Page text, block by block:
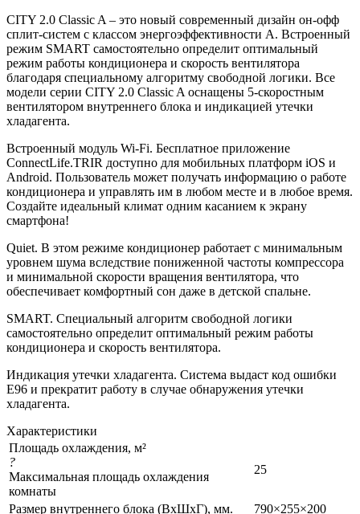
CITY 2.0 Classic A – это новый современный дизайн он-офф
сплит-систем с классом энергоэффективности А. Встроенный
режим SMART самостоятельно определит оптимальный
режим работы кондиционера и скорость вентилятора
благодаря специальному алгоритму свободной логики. Все
модели серии CITY 2.0 Classic A оснащены 5-скоростным
вентилятором внутреннего блока и индикацией утечки
хладагента.
Встроенный модуль Wi-Fi. Бесплатное приложение
ConnectLife.TRIR доступно для мобильных платформ iOS и
Android. Пользователь может получать информацию о работе
кондиционера и управлять им в любом месте и в любое время.
Создайте идеальный климат одним касанием к экрану
смартфона!
Quiet. В этом режиме кондиционер работает с минимальным
уровнем шума вследствие пониженной частоты компрессора
и минимальной скорости вращения вентилятора, что
обеспечивает комфортный сон даже в детской спальне.
SMART. Специальный алгоритм свободной логики
самостоятельно определит оптимальный режим работы
кондиционера и скорость вентилятора.
Индикация утечки хладагента. Система выдаст код ошибки
E96 и прекратит работу в случае обнаружения утечки
хладагента.
Характеристики
Площадь охлаждения, м²
?
Максимальная площадь охлаждения
комнаты
25
Размер внутреннего блока (ВхШхГ), мм. 790×255×200